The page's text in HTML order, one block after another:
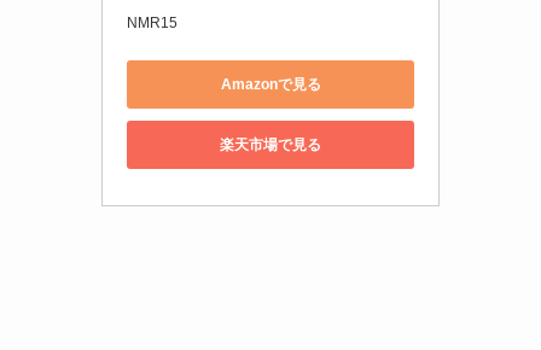
NMR15
Amazonで見る
楽天市場で見る